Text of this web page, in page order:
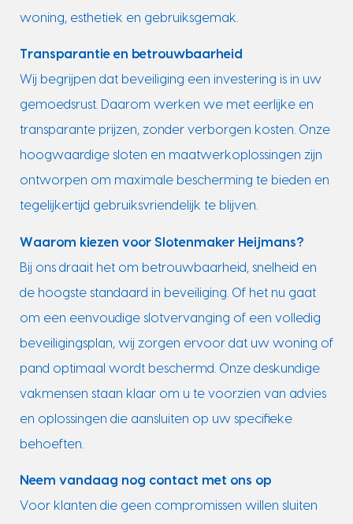
woning, esthetiek en gebruiksgemak.
Transparantie en betrouwbaarheid
Wij begrijpen dat beveiliging een investering is in uw
gemoedsrust. Daarom werken we met eerlijke en
transparante prijzen, zonder verborgen kosten. Onze
hoogwaardige sloten en maatwerkoplossingen zijn
ontworpen om maximale bescherming te bieden en
tegelijkertijd gebruiksvriendelijk te blijven.
Waarom kiezen voor Slotenmaker Heijmans?
Bij ons draait het om betrouwbaarheid, snelheid en
de hoogste standaard in beveiliging. Of het nu gaat
om een eenvoudige slotvervanging of een volledig
beveiligingsplan, wij zorgen ervoor dat uw woning of
pand optimaal wordt beschermd. Onze deskundige
vakmensen staan klaar om u te voorzien van advies
en oplossingen die aansluiten op uw specifieke
behoeften.
Neem vandaag nog contact met ons op
Voor klanten die geen compromissen willen sluiten